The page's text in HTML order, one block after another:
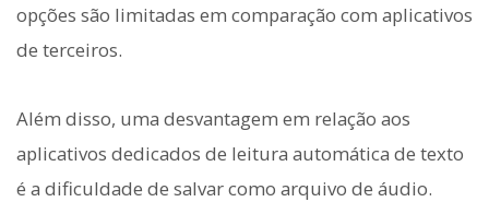
opções são limitadas em comparação com aplicativos
de terceiros.
Além disso, uma desvantagem em relação aos
aplicativos dedicados de leitura automática de texto
é a dificuldade de salvar como arquivo de áudio.